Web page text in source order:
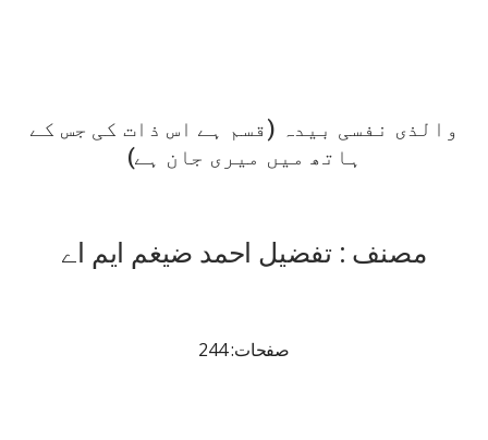
والذی نفسی بیدہ (قسم ہے اس ذات کی جس کے
ہاتھ میں میری جان ہے)
مصنف : تفضیل احمد ضیغم ایم اے
صفحات: 244